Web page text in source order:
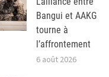
Bangui et AAKG
tourne à
l’affrontement
6 août 2026